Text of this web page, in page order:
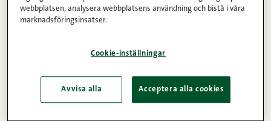
Instruktioner
och goda smörgårstårta. Ge en klassiker en fläkt av
webbplatsen, analysera webbplatsens användning och bistå i våra
marknadsföringsinsatser.
Cookie-inställningar
Avvisa alla Acceptera alla cookies